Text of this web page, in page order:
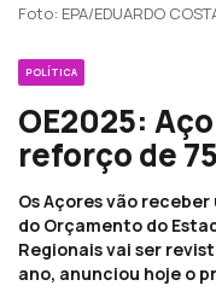
Foto: EPA/EDUARDO
POLÍTICA
OE2025:
reforço de
Os Açores vão
do Orçamento do
Regionais vai ser
ano, anunciou hoje o